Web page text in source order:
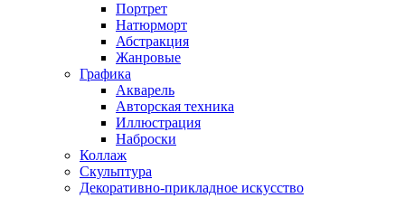
Портрет
Натюрморт
Абстракция
Жанровые
Графика
Акварель
Авторская техника
Иллюстрация
Наброски
Коллаж
Скульптура
Декоративно-прикладное искусство